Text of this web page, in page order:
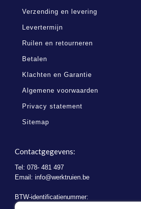
Verzending en levering
Levertermijn
Ruilen en retourneren
Betalen
Klachten en Garantie
Algemene voorwaarden
Privacy statement
Sitemap
Contactgegevens:
Tel: 078- 481 497
Email: info@werktruien.be
BTW-identificatienummer:
BE 0721.730.280